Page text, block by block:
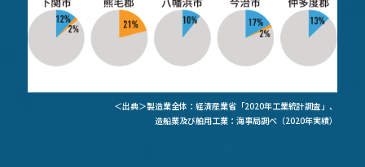
＜出典＞製造業全体：経済産業省「2020年工業統計調査」、
造船業及び舶用工業：海事局調べ（2020年実績）